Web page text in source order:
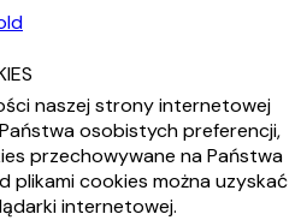
naszej strony internetowej
osobistych preferencji,
przechowywane na Państwa
plikami cookies można uzyskać
internetowej.